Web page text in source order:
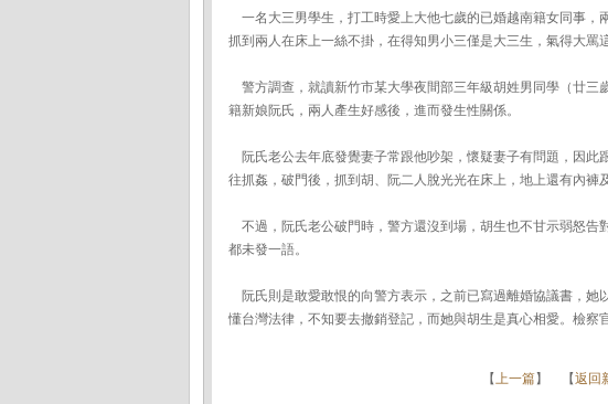
一名大三男學生，打工時愛上大他七歲的已婚越南籍女同事，
抓到兩人在床上一絲不掛，在得知男小三僅是大三生，氣得大罵
警方調查，就讀新竹市某大學夜間部三年級胡姓男同學（廿三
籍新娘阮氏，兩人產生好感後，進而發生性關係。
阮氏老公去年底發覺妻子常跟他吵架，懷疑妻子有問題，因此
往抓姦，破門後，抓到胡、阮二人脫光光在床上，地上還有內褲
不過，阮氏老公破門時，警方還沒到場，胡生也不甘示弱怒告
都未發一語。
阮氏則是敢愛敢恨的向警方表示，之前已寫過離婚協議書，她
懂台灣法律，不知要去撤銷登記，而她與胡生是真心相愛。檢察
【上一篇】 【返回